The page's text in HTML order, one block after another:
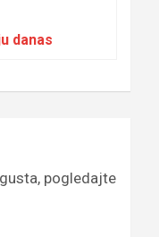
danas
pogledajte